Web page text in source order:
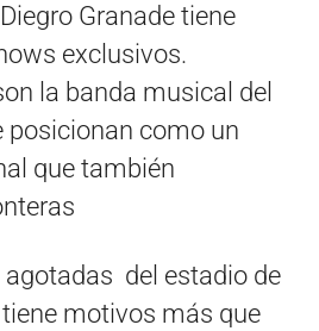
Granade tiene
exclusivos.
la banda musical del
posicionan como un
que también
agotadas del estadio de
motivos más que